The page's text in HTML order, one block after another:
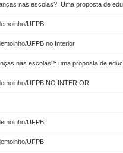
nas escolas?: Uma proposta de
UFPB
UFPB no Interior
nas escolas?: uma proposta de
UFPB NO INTERIOR
UFPB
UFPB